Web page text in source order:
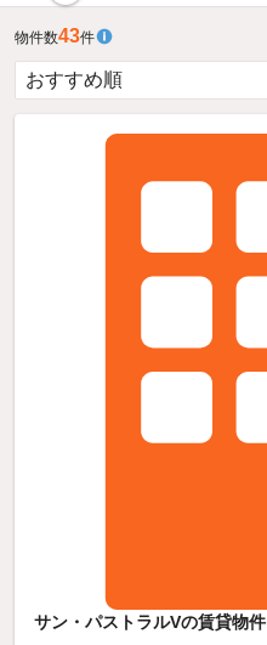
物件数43件
サン・パストラルVの賃貸物件